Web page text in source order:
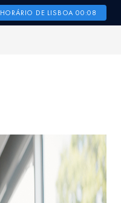
HORÁRIO DE LISBOA 00:08